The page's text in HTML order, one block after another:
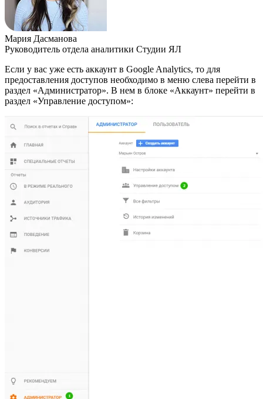
Мария Дасманова
Руководитель отдела аналитики Студии ЯЛ
Если у вас уже есть аккаунт в Google Analytics, то для
предоставления доступов необходимо в меню слева перейти в
раздел «Администратор». В нем в блоке «Аккаунт» перейти в
раздел «Управление доступом»: